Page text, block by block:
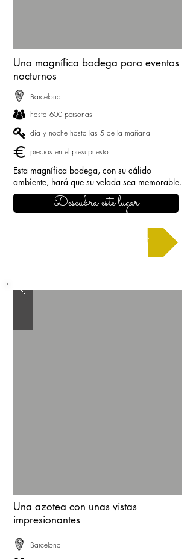
Una magnífica bodega para eventos
nocturnos
Barcelona
hasta 600 personas
día y noche hasta las 5 de la mañana
precios en el presupuesto
Esta magnífica bodega, con su cálido
ambiente, hará que su velada sea memorable.
Descubra este lugar
Solicitar un presupuesto
Una azotea con unas vistas
impresionantes
Barcelona